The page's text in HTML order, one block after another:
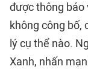
được thông báo
không công bố,
lý cụ thể nào.
Xanh, nhấn